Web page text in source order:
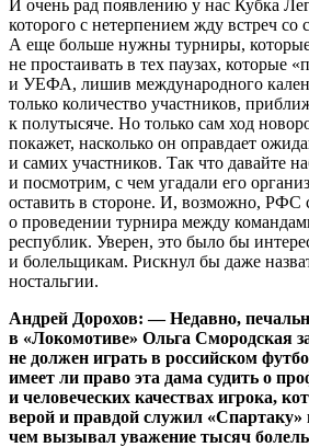
И очень рад появлению у нас Кубка
которого с нетерпением жду встреч со
А еще больше нужны турниры,
не простаивать в тех паузах,
и УЕФА, лишив международного
только количество участников,
к полутысяче. Но только сам ход
покажет, насколько он оправдает
и самих участников. Так что давайте
и посмотрим, с чем угадали его
оставить в стороне. И, возможно, РФС
о проведении турнира между
республик. Уверен, это было бы
и болельщикам. Рискнул бы даже
ностальгии.
Андрей Дорохов: — Недавно,
в «Локомотиве» Ольга Смородская
не должен играть в российском
имеет ли право эта дама судить о
и человеческих качествах игрока,
верой и правдой служил «Спартаку»
чем вызывал уважение тысяч